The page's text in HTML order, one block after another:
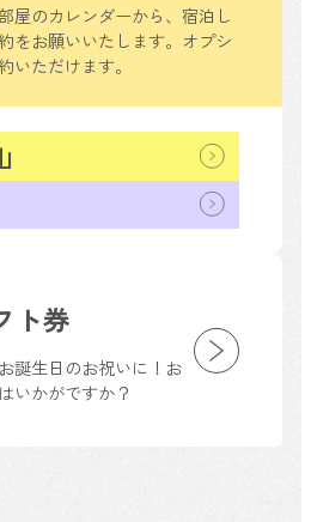
ト券
誕生日のお祝いに！お
いかがですか？
屋のカレンダーから、 宿泊し
をお願いいたします。 オプシ
いただけます。